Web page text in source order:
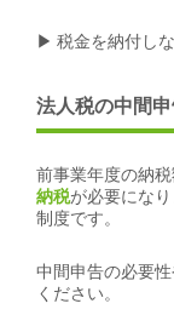
▶ 税金を納付し
法人税の中間
前事業年度の納税
納税が必要にな
制度です。
中間申告の必要
ください。